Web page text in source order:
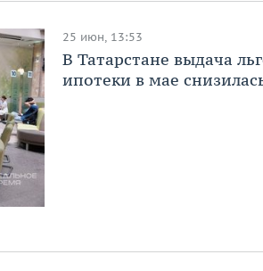
25 июн, 13:53
В Татарстане выдача
ипотеки в мае